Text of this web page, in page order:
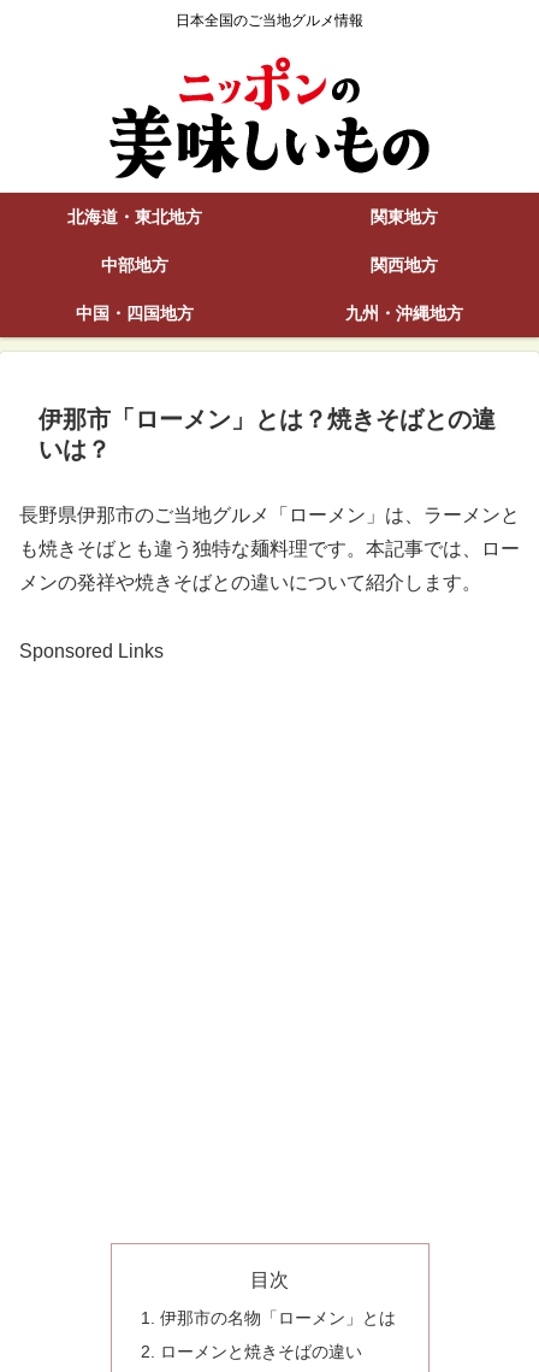
日本全国のご当地グルメ情報
北海道・東北地方 関東地方
中部地方 関西地方
中国・四国地方 九州・沖縄地方
伊那市「ローメン」とは？焼きそばとの違
いは？
長野県伊那市のご当地グルメ「ローメン」は、ラーメンと
も焼きそばとも違う独特な麺料理です。本記事では、ロー
メンの発祥や焼きそばとの違いについて紹介します。
Sponsored Links
目次
伊那市の名物「ローメン」とは
ローメンと焼きそばの違い